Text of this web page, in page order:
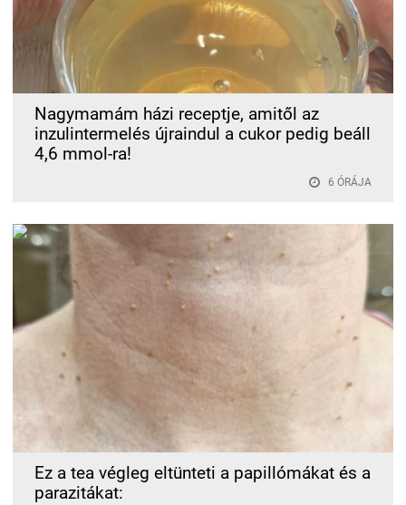
Nagymamám házi receptje, amitől az
inzulintermelés újraindul a cukor pedig beáll
4,6 mmol-ra!
6 ÓRÁJA
Ez a tea végleg eltünteti a papillómákat és a
parazitákat: